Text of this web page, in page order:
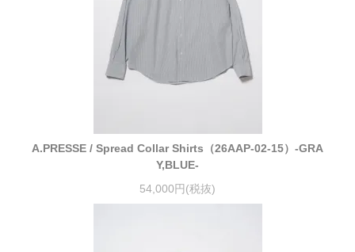
A.PRESSE / Spread Collar Shirts（26AAP-02-15）-GRA
Y,BLUE-
54,000円(税抜)